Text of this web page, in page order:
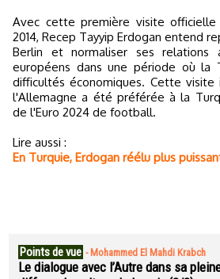
Avec cette première visite officielle
2014, Recep Tayyip Erdogan entend
Berlin et normaliser ses relations
européens dans une période où la
difficultés économiques. Cette
l'Allemagne a été préférée à la
de l'Euro 2024 de football.
Lire aussi :
En Turquie, Erdogan réélu plus
Points de vue - Mohammed El Mahdi Krabch
Le dialogue avec l’Autre dans sa